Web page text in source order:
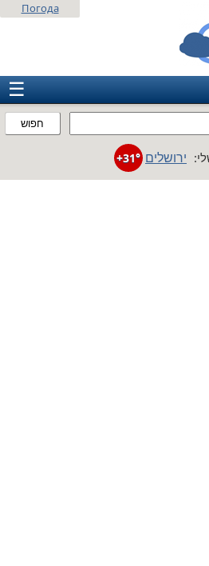
חפוש
Погода
☰
ירושלים +31°